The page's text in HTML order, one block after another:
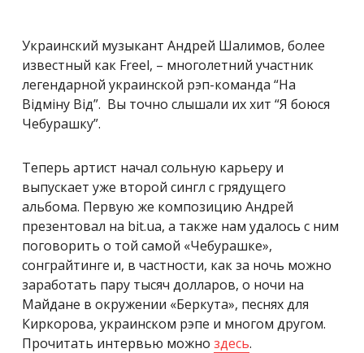
Украинский музыкант Андрей Шалимов, более
известный как Freel, – многолетний участник
легендарной украинской рэп-команда “На
Відміну Від”. Вы точно слышали их хит “Я боюся
Чебурашку”.
Теперь артист начал сольную карьеру и
выпускает уже второй сингл с грядущего
альбома. Первую же композицию Андрей
презентовал на bit.ua, а также нам удалось с ним
поговорить о той самой «Чебурашке»,
сонграйтинге и, в частности, как за ночь можно
заработать пару тысяч долларов, о ночи на
Майдане в окружении «Беркута», песнях для
Киркорова, украинском рэпе и многом другом.
Прочитать интервью можно здесь.